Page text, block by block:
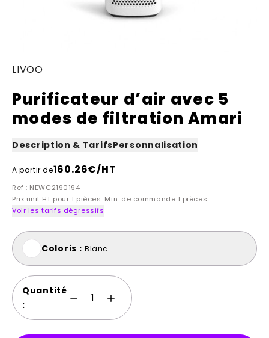
LIVOO
Purificateur d’air avec 5
modes de filtration Amari
Description & TarifsPersonnalisation
A partir de160.26€/HT
Ref : NEWC2190194
Prix unit.HT pour 1 pièces. Min. de commande 1 pièces.
Voir les tarifs dégressifs
Coloris : Blanc
Quantité
: